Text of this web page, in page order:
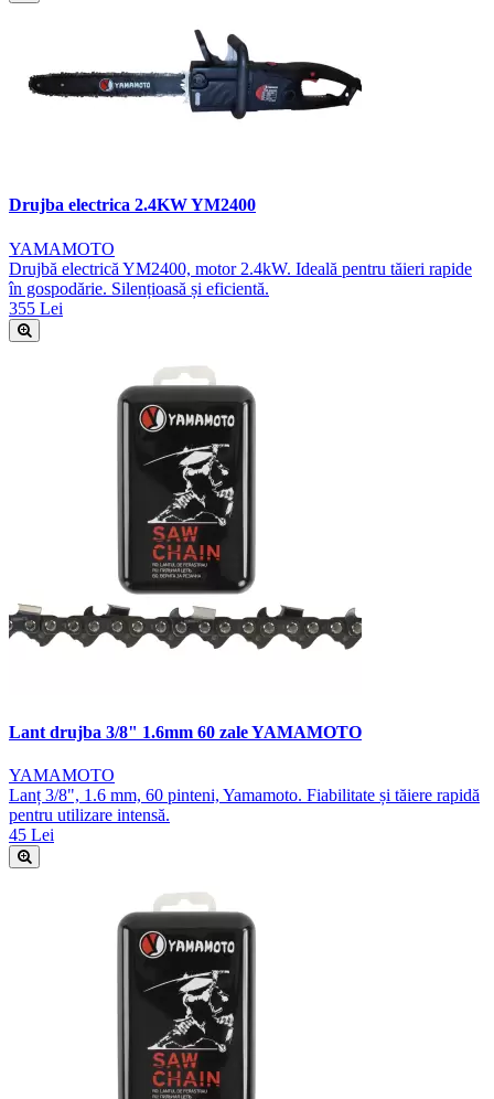
Drujba electrica 2.4KW YM2400
YAMAMOTO
Drujbă electrică YM2400, motor 2.4kW. Ideală pentru tăieri rapide
în gospodărie. Silențioasă și eficientă.
355 Lei
Lant drujba 3/8" 1.6mm 60 zale YAMAMOTO
YAMAMOTO
Lanț 3/8", 1.6 mm, 60 pinteni, Yamamoto. Fiabilitate și tăiere rapidă
pentru utilizare intensă.
45 Lei